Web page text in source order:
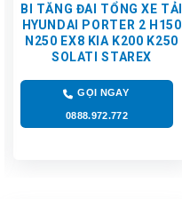
BI TĂNG ĐAI TỔNG XE TẢI
HYUNDAI PORTER 2 H150
N250 EX8 KIA K200 K250
SOLATI STAREX
GỌI NGAY
0888.972.772